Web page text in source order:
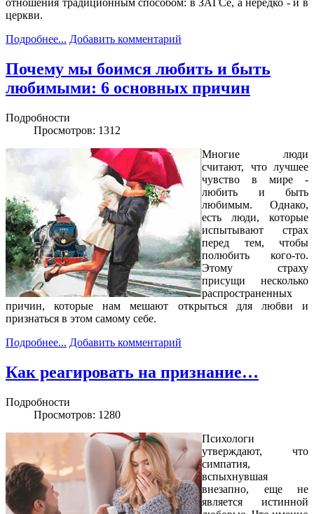
отношения традиционным способом: в ЗАГСе, а нередко - и в
церкви.
Подробнее... Добавить комментарий
Почему мы боимся любить и быть
любимыми: 6 основных причин
Подробности
Просмотров: 1312
Многие люди
считают, что лучшее
чувство в мире -
любить и быть
любимым. Однако,
есть люди, которые
испытывают страх
перед тем, чтобы
полюбить кого-то.
Этому страху
присущи несколько
распространенных
причин, которые нам мешают открыться для любви и
признаться в этом самому себе.
Подробнее... Добавить комментарий
Как реагировать на признание…
Подробности
Просмотров: 1280
Психологи
утверждают, что
симпатия,
вспыхнувшая
внезапно, еще не
является истинной